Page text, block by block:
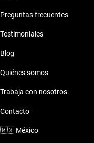
Preguntas frecuentes
Testimoniales
Blog
Quiénes somos
Trabaja con nosotros
Contacto
🇲🇽 México